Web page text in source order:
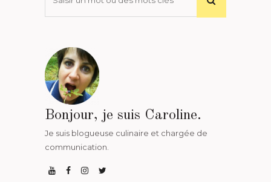
Bonjour, je suis Caroline.
Je suis blogueuse culinaire et chargée de
communication.